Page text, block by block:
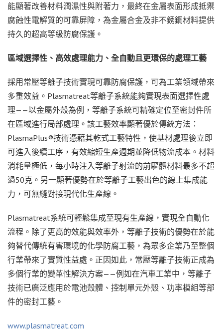
能顯著改善材料潤濕性與附著力，最終在金屬表面形成抵禦
腐蝕性電解質的可靠屏障，為金屬合金及非不銹鋼材料提供
持久的超高等級防腐保護。
區域選擇性、高效處理能力、全自動且更環保的處理工藝
採用常壓等離子技術實現可靠防腐保護，可為工業領域帶來
多重效益。Plasmatreat等離子系統能夠實現表面選擇性處
理——以金屬外殼為例，等離子系統可精確定位至密封件所
在區域進行局部處理。該工藝效率顯著優於傳統方法：
PlasmaPlus®技術憑藉其乾式工藝特性，使基材處理後立即
可進入後續工序，有效縮短生產週期並降低物流成本。材料
消耗量極低，每小時注入等離子射流的前驅體材料最多不超
過50克。另一顯著優勢在於等離子工藝出色的線上集成能
力，可無縫對接現代化生產線。
Plasmatreat系統可輕鬆集成至現有生產線，實現全自動化
流程。除了更高的效能與效率外，等離子技術的優勢在於能
夠替代傳統有害環境的化學防腐工藝，為眾多企業乃至整個
行業帶來了實質性益處。正因如此，常壓等離子技術正成為
多個行業的變革性解決方案——例如在汽車工業中，等離子
技術已廣泛應用於電池殼體、控制單元外殼、功率模組等部
件的密封工藝。
www.plasmatreat.com